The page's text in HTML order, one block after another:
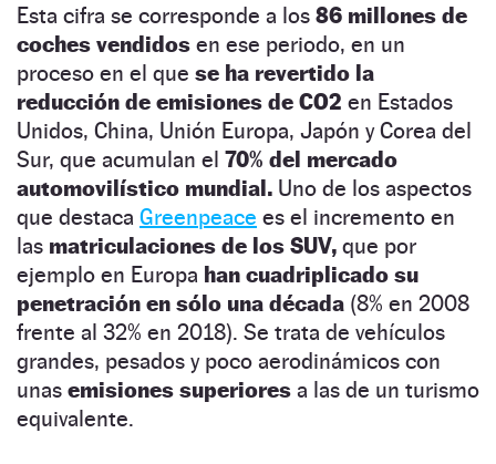
Esta cifra se corresponde a los 86 millones de
coches vendidos en ese periodo, en un
proceso en el que se ha revertido la
reducción de emisiones de CO2 en Estados
Unidos, China, Unión Europa, Japón y Corea del
Sur, que acumulan el 70% del mercado
automovilístico mundial. Uno de los aspectos
que destaca Greenpeace es el incremento en
las matriculaciones de los SUV, que por
ejemplo en Europa han cuadriplicado su
penetración en sólo una década (8% en 2008
frente al 32% en 2018). Se trata de vehículos
grandes, pesados y poco aerodinámicos con
unas emisiones superiores a las de un turismo
equivalente.